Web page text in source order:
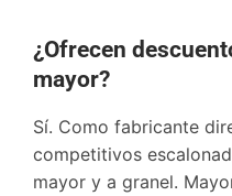
¿Ofrecen
mayor?
Sí. Como fabricante
competitivos
mayor y a granel.